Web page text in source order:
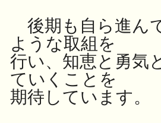
後期も自ら進ん
ような取組を
行い、知恵と勇気
ていくことを
期待しています。